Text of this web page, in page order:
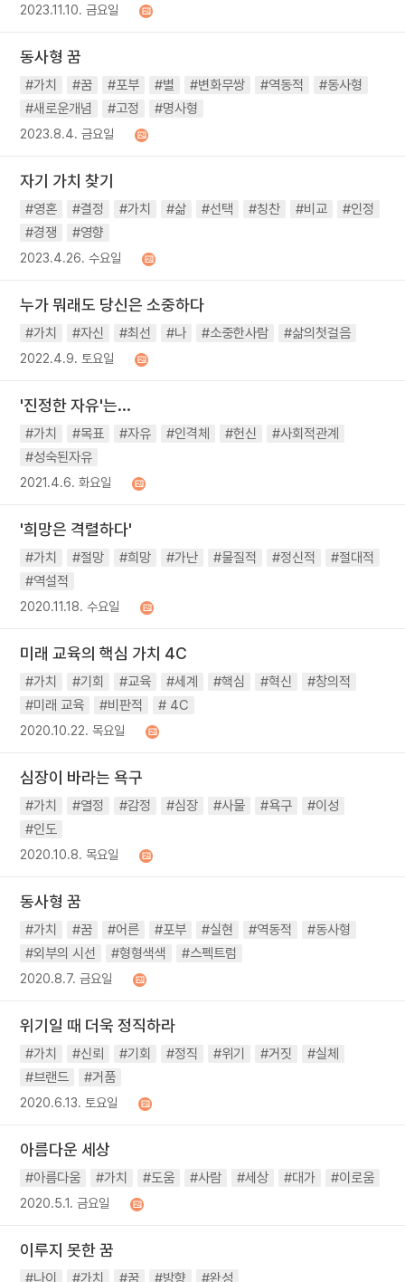
2023.11.10. 금요일
동사형 꿈
#가치 #꿈 #포부 #별 #변화무쌍 #역동적
#동사형
#새로운개념
#고정 #명사형
2023.8.4. 금요일
자기 가치 찾기
#영혼 #결정 #가치 #삶 #선택 #칭찬 #비교
#인정
#경쟁
#영향
2023.4.26. 수요일
누가 뭐래도 당신은 소중하다
#가치 #자신 #최선 #나 #소중한사람 #삶의첫걸음
2022.4.9. 토요일
'진정한 자유'는...
#가치 #목표 #자유 #인격체 #헌신
#사회적관계
#성숙된자유
2021.4.6. 화요일
'희망은 격렬하다'
#가치 #절망 #희망 #가난 #물질적 #정신적
#절대적
#역설적
2020.11.18. 수요일
미래 교육의 핵심 가치 4C
#가치 #기회 #교육 #세계 #핵심 #혁신
#창의적
#미래 교육
#비판적 # 4C
2020.10.22. 목요일
심장이 바라는 욕구
#가치 #열정 #감정 #심장 #사물 #욕구
#이성
#인도
2020.10.8. 목요일
동사형 꿈
#가치 #꿈 #어른 #포부 #실현 #역동적
#동사형
#외부의 시선
#형형색색 #스펙트럼
2020.8.7. 금요일
위기일 때 더욱 정직하라
#가치 #신뢰 #기회 #정직 #위기 #거짓
#실체
#브랜드
#거품
2020.6.13. 토요일
아름다운 세상
#아름다움 #가치 #도움 #사람 #세상 #대가 #이로움
2020.5.1. 금요일
이루지 못한 꿈
#나이 #가치 #꿈 #방향 #완성